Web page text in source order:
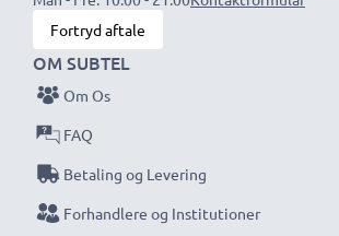
Vi har siden 2004 ageret som
specialforhandler og vi ved, hvad det
ved højkvalitetsprodukter. Derfor giver
garanti på 36 måneder!
Fortryd aftale
OM SUBTEL
Om Os
FAQ
Betaling og Levering
Forhandlere og Institutioner